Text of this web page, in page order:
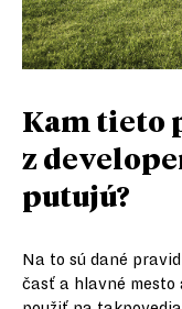
Kam tieto
z
putujú?
Na to sú dané
časť a hlavné mesto